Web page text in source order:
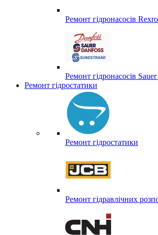
Ремонт гідронасосів
Ремонт гідронасосів
Ремонт гідростатики
Ремонт гідростатики
Ремонт гідравлічних